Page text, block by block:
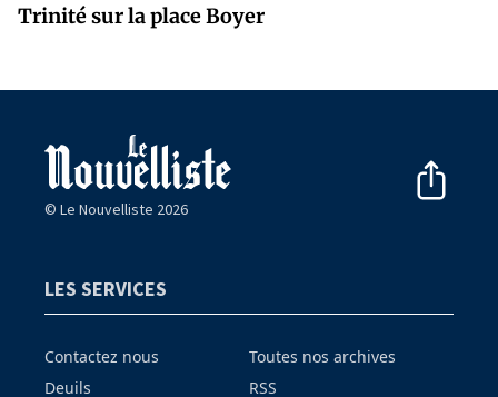
Trinité sur la place Boyer
© Le Nouvelliste 2026
LES SERVICES
Contactez nous
Deuils
Toutes nos archives
RSS